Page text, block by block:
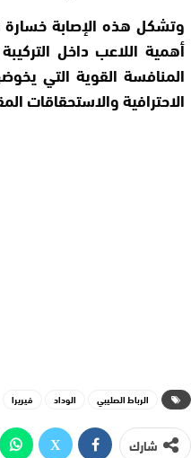
وتشكل هذه الإصابة خسارة
أهمية اللاعب داخل
المنافسة القوية التي
الاحترافية والاستحقاقات
الرباط الصليبي الوداد فيريرا
شارك